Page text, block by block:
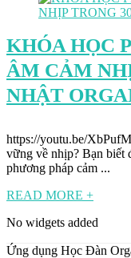
KHÓA HỌC
ÂM CẢM
NHẬT
https://youtu.be/
vững về nhịp? Bạn biết
phương pháp cảm ...
READ MORE +
No widgets added
Ứng dụng Học Đàn